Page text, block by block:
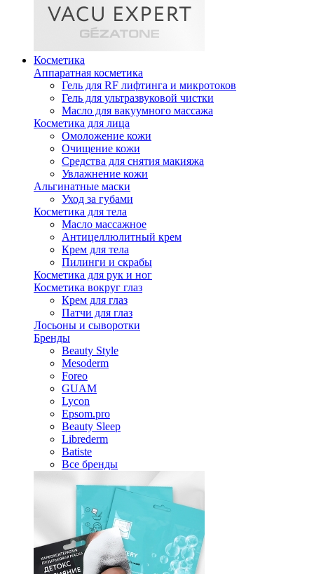
Косметика
Аппаратная косметика
Гель для RF лифтинга и микротоков
Гель для ультразвуковой чистки
Масло для вакуумного массажа
Косметика для лица
Омоложение кожи
Очищение кожи
Средства для снятия макияжа
Увлажнение кожи
Альгинатные маски
Уход за губами
Косметика для тела
Масло массажное
Антицеллюлитный крем
Крем для тела
Пилинги и скрабы
Косметика для рук и ног
Косметика вокруг глаз
Крем для глаз
Патчи для глаз
Лосьоны и сыворотки
Бренды
Beauty Style
Mesoderm
Foreo
GUAM
Lycon
Epsom.pro
Beauty Sleep
Librederm
Batiste
Все бренды